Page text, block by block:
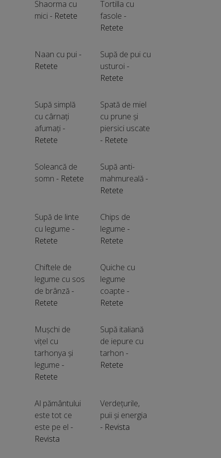
Shaorma cu
mici- Retete
Tortilla cu
fasole -
Retete
Naan cu pui-
Retete
Supă de pui cu
usturoi-
Retete
Supă simplă
cu cârnați
afumați-
Retete
Spată de miel
cu prune și
piersici uscate
- Retete
Soleancă de
somn - Retete
Supă anti-
mahmureală -
Retete
Supă de linte
cu legume -
Retete
Chips de
legume -
Retete
Chiftele de
legume cu sos
de brânză -
Retete
Quiche cu
legume
coapte -
Retete
Mușchi de
vițel cu
tarhonya și
legume -
Retete
Supă italiană
de iepure cu
tarhon -
Retete
Al pământului
este tot ce
este pe el -
Revista
Verdețurile,
puii și energia
- Revista